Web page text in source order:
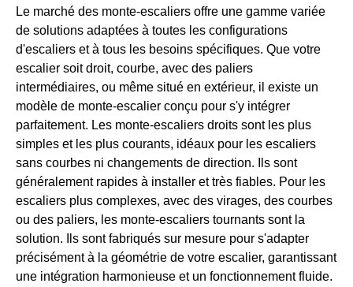
Le marché des monte-escaliers offre une gamme variée
de solutions adaptées à toutes les configurations
d'escaliers et à tous les besoins spécifiques. Que votre
escalier soit droit, courbe, avec des paliers
intermédiaires, ou même situé en extérieur, il existe un
modèle de monte-escalier conçu pour s'y intégrer
parfaitement. Les monte-escaliers droits sont les plus
simples et les plus courants, idéaux pour les escaliers
sans courbes ni changements de direction. Ils sont
généralement rapides à installer et très fiables. Pour les
escaliers plus complexes, avec des virages, des courbes
ou des paliers, les monte-escaliers tournants sont la
solution. Ils sont fabriqués sur mesure pour s'adapter
précisément à la géométrie de votre escalier, garantissant
une intégration harmonieuse et un fonctionnement fluide.